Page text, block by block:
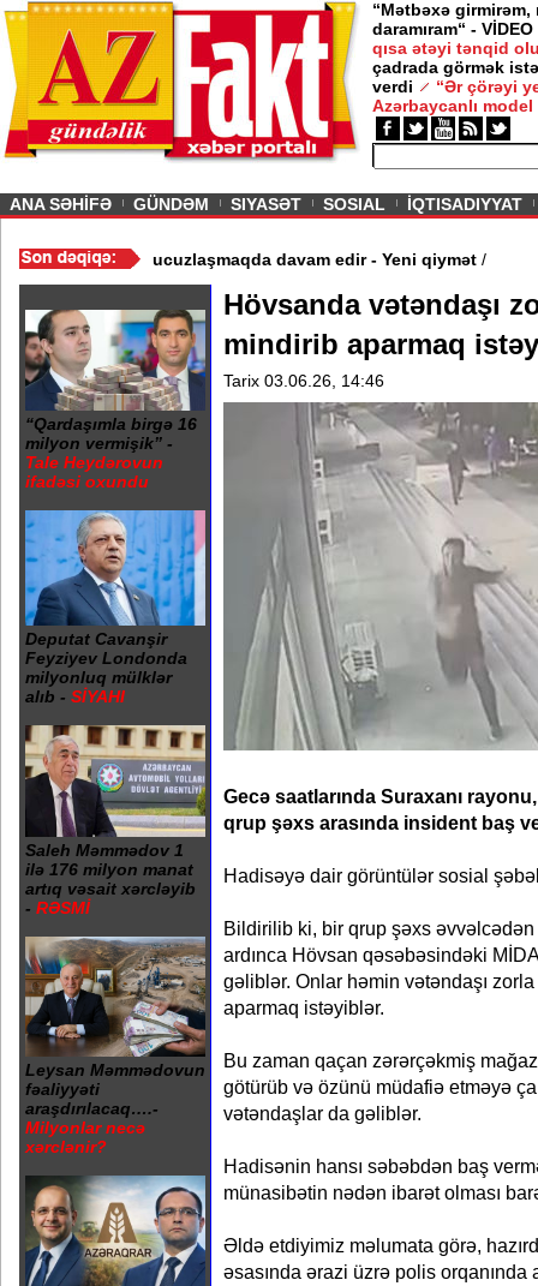
“Mətbəxə girmirəm,
daramıram“ - VİDEO
qısa ətəyi tənqid
çadrada görmək
verdi
“Ər çörəyi
Azərbaycanlı model
ANA SƏHİFƏ GÜNDƏM SIYASƏT SOSIAL İQTISADIYYAT
- Video/Azərbaycan nefti ucuzlaşmaqda davam edir - Yeni
“Qardaşımla birgə 16
milyon vermişik” -
Tale Heydərovun
ifadəsi oxundu
Deputat Cavanşir
Feyziyev Londonda
milyonluq mülklər
alıb - SİYAHI
Saleh Məmmədov 1
ilə 176 milyon manat
artıq vəsait xərcləyib
- RƏSMİ
Leysan Məmmədovun
fəaliyyəti
araşdırılacaq….-
Milyonlar necə
xərclənir?
Hövsanda vətəndaşı
mindirib aparmaq
Tarix 03.06.26, 14:46
Gecə saatlarında Suraxanı
qrup şəxs arasında insident baş
Hadisəyə dair görüntülər sosial
Bildirilib ki, bir qrup şəxs əvvəlcədən
ardınca Hövsan qəsəbəsindəki
gəliblər. Onlar həmin vətəndaşı
aparmaq istəyiblər.
Bu zaman qaçan zərərçəkmiş
götürüb və özünü müdafiə etməyə
vətəndaşlar da gəliblər.
Hadisənin hansı səbəbdən baş
münasibətin nədən ibarət olması
Əldə etdiyimiz məlumata görə,
əsasında ərazi üzrə polis orqanında